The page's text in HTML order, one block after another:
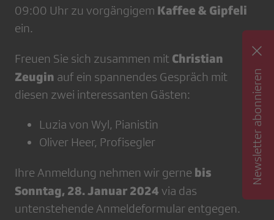
09:00 Uhr zu vorgängigem Kaffee & Gipfeli
ein.
Freuen Sie sich zusammen mit Christian
Zeugin auf ein spannendes Gespräch mit
diesen zwei interessanten Gästen:
Luzia von Wyl, Pianistin
Oliver Heer, Profisegler
Ihre Anmeldung nehmen wir gerne bis
Sonntag, 28. Januar 2024 via das
untenstehende Anmeldeformular entgegen.
Newsletter abonnieren